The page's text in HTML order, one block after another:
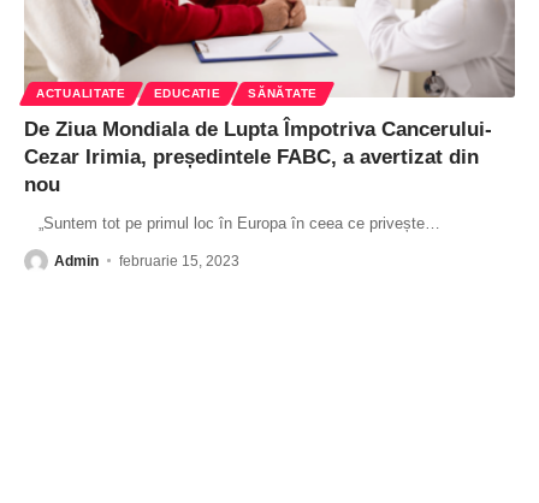
ACTUALITATE EDUCATIE SĂNĂTATE
De Ziua Mondiala de Lupta Împotriva Cancerului-
Cezar Irimia, președintele FABC, a avertizat din
nou
„Suntem tot pe primul loc în Europa în ceea ce privește
Admin februarie 15, 2023